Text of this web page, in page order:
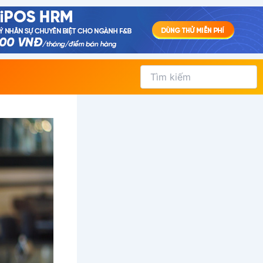
Tìm
kiếm